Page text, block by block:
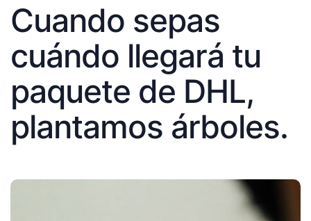
Cuando sepas
cuándo llegará tu
paquete de DHL,
plantamos árboles.